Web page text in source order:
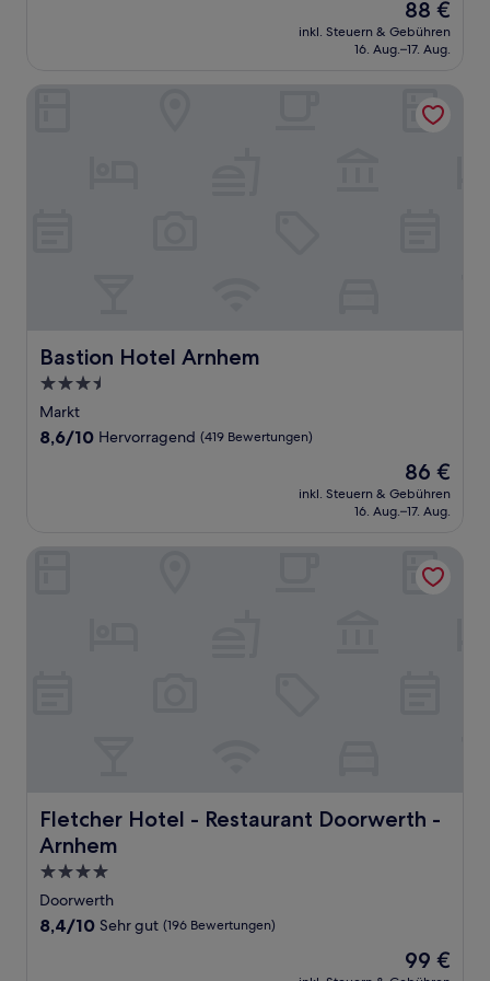
Der
Preis
beträgt
88 €
inkl. Steuern & Gebühren
16. Aug.–17. Aug.
Bastion Hotel Arnhem
Bastion Hotel Arnhem
3.5-
Sterne-
Unterkunft
Markt
8.6
8,6/10 Hervorragend (419 Bewertungen)
Der
Preis
beträgt
86 €
inkl. Steuern & Gebühren
16. Aug.–17. Aug.
Fletcher Hotel - Restaurant Doorwerth -
Arnhem
Fletcher Hotel - Restaurant Doorwerth - Arnhem
4.0-
Sterne-
Unterkunft
Doorwerth
8.4
8,4/10 Sehr gut (196 Bewertungen)
Der
Preis
99 €